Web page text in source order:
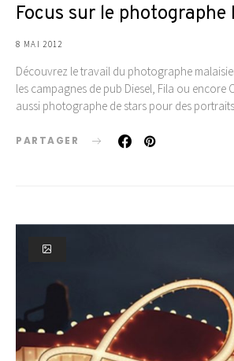
Focus sur le photographe
8 MAI 2012
Découvrez le travail du photographe
les campagnes de pub Diesel, Fila ou encore
aussi photographe de stars pour des
PARTAGER